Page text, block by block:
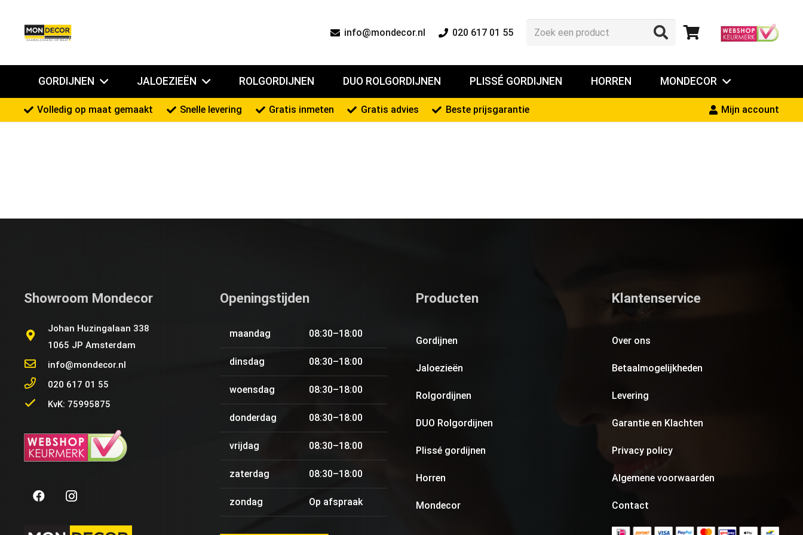
info@mondecor.nl 020 617 01 55
GORDIJNEN JALOEZIEËN ROLGORDIJNEN DUO ROLGORDIJNEN PLISSÉ GORDIJNEN HORREN MONDECOR
Volledig op maat gemaakt Snelle levering Gratis inmeten Gratis advies Beste prijsgarantie Mijn account
Showroom Mondecor
Johan Huzingalaan 338
1065 JP Amsterdam
info@mondecor.nl
020 617 01 55
KvK: 75995875
Openingstijden
maandag 08:30–18:00
dinsdag 08:30–18:00
woensdag 08:30–18:00
donderdag 08:30–18:00
vrijdag 08:30–18:00
zaterdag 08:30–18:00
zondag Op afspraak
Producten
Gordijnen
Jaloezieën
Rolgordijnen
DUO Rolgordijnen
Plissé gordijnen
Horren
Mondecor
Klantenservice
Over ons
Betaalmogelijkheden
Levering
Garantie en Klachten
Privacy policy
Algemene voorwaarden
Contact